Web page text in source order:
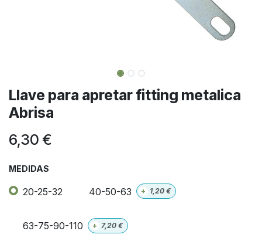
Llave para apretar fitting metalica
Abrisa
6,30 €
MEDIDAS
20-25-32 40-50-63 + 1,20 €
63-75-90-110 + 7,20 €